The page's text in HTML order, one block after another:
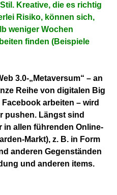
Kreative, die es richtig
Risiko, können sich,
weniger Wochen
finden (Beispiele
3.0-„Metaversum“ – an
Reihe von digitalen Big
arbeiten – wird
pushen. Längst sind
in allen führenden Online-
Markt), z. B. in Form
anderen Gegenständen
und anderen items.